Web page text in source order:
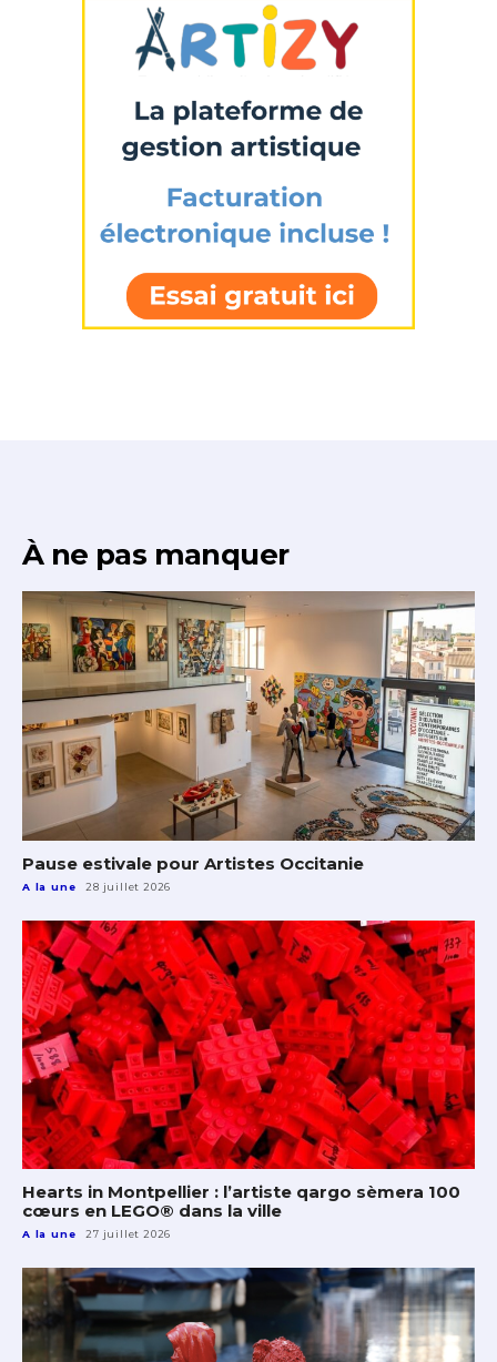
À ne pas manquer
Pause estivale pour Artistes Occitanie
A la une 28 juillet 2026
Hearts in Montpellier : l’artiste qargo sèmera 100
cœurs en LEGO® dans la ville
A la une 27 juillet 2026